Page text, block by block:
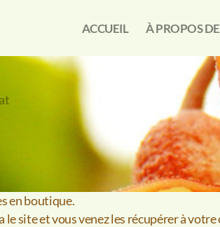
ACCUEIL À PROPOS DE
en boutique.
le site et vous venez les récupérer à